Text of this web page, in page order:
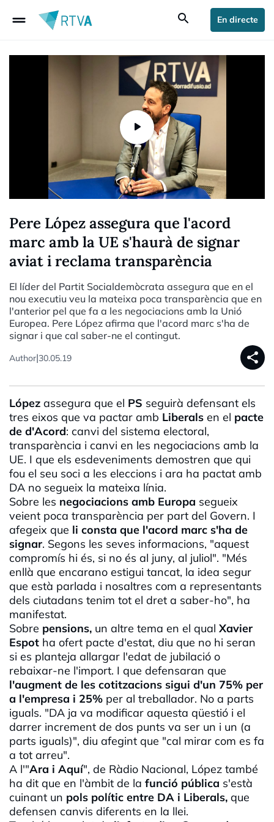
drag_handle search En directe
Pere López assegura que l'acord
marc amb la UE s'haurà de signar
aviat i reclama transparència
El líder del Partit Socialdemòcrata assegura que en el
nou executiu veu la mateixa poca transparència que en
l'anterior pel que fa a les negociacions amb la Unió
Europea. Pere López afirma que l'acord marc s'ha de
signar i que cal saber-ne el contingut.
Author|30.05.19 share
López assegura que el PS seguirà defensant els
tres eixos que va pactar amb Liberals en el pacte
de d'Acord: canvi del sistema electoral,
transparència i canvi en les negociacions amb la
UE. I que els esdeveniments demostren que qui
fou el seu soci a les eleccions i ara ha pactat amb
DA no segueix la mateixa línia.
Sobre les negociacions amb Europa segueix
veient poca transparència per part del Govern. I
afegeix que li consta que l'acord marc s'ha de
signar. Segons les seves informacions, "aquest
compromís hi és, si no és al juny, al juliol". "Més
enllà que encarano estigui tancat, la idea segur
que està parlada i nosaltres com a representants
dels ciutadans tenim tot el dret a saber-ho", ha
manifestat.
Sobre pensions, un altre tema en el qual Xavier
Espot ha ofert pacte d'estat, diu que no hi seran
si es planteja allargar l'edat de jubilació o
rebaixar-ne l'import. I que defensaran que
l'augment de les cotitzacions sigui d'un 75% per
a l'empresa i 25% per al treballador. No a parts
iguals. "DA ja va modificar aquesta qüestió i el
darrer increment de dos punts va ser un i un (a
parts iguals)", diu afegint que "cal mirar com es fa
a tot arreu".
A l'"Ara i Aquí", de Ràdio Nacional, López també
ha dit que en l'àmbit de la funció pública s'està
cuinant un pols polític entre DA i Liberals, que
defensen canvis diferents en la llei.